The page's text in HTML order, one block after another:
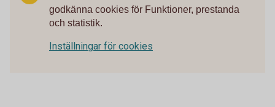
godkänna cookies för Funktioner, prestanda
och statistik.
Inställningar för cookies